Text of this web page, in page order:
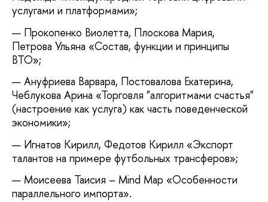
услугами и платформами»;
Прокопенко Виолетта, Плоскова Мария,
Петрова Ульяна «Состав, функции и принципы
ВТО»;
Ануфриева Варвара, Постовалова Екатерина,
Чеблукова Арина «Торговля "алгоритмами счастья"
(настроение как услуга) как часть поведенческой
экономики»;
Игнатов Кирилл, Федотов Кирилл «Экспорт
талантов на примере футбольных трансферов»;
Моисеева Таисия – Mind Map «Особенности
параллельного импорта».